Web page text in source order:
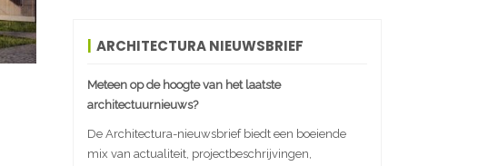
ARCHITECTURA NIEUWSBRIEF
Meteen op de hoogte van het laatste
architectuurnieuws?
De Architectura-nieuwsbrief biedt een boeiende
mix van actualiteit, projectbeschrijvingen,